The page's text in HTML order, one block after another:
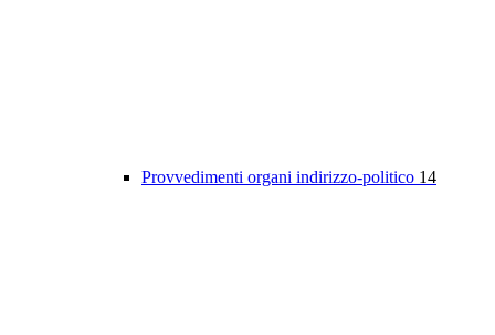
Provvedimenti organi indirizzo-politico 14